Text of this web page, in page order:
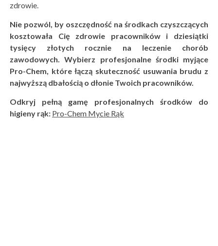
zdrowie.
Nie pozwól, by oszczędność na środkach czyszczących
kosztowała Cię zdrowie pracowników i dziesiątki
tysięcy złotych rocznie na leczenie chorób
zawodowych. Wybierz profesjonalne środki myjące
Pro-Chem, które łączą skuteczność usuwania brudu z
najwyższą dbałością o dłonie Twoich pracowników.
Odkryj pełną gamę profesjonalnych środków do
higieny rąk: Pro-Chem Mycie Rąk